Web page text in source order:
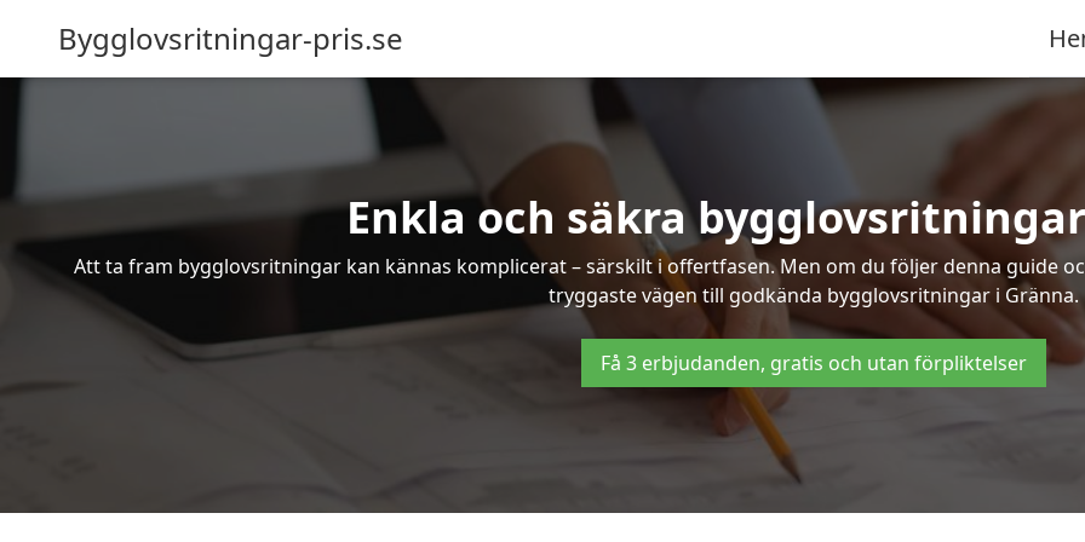
Bygglovsritningar-pris.se
Enkla och säkra
Att ta fram bygglovsritningar kan kännas komplicerat – särskilt i offertfasen. Men om du följer denna guide
tryggaste vägen till godkända bygglovsritningar i Gränna.
Få 3 erbjudanden, gratis och utan förpliktelser